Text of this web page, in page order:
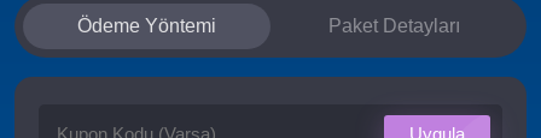
Ödeme Yöntemi Paket Detayları
Uygula